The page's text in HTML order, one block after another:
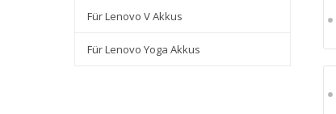
Für Lenovo V Akkus
Für Lenovo Yoga Akkus